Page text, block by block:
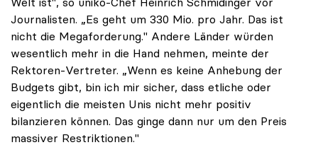
Journalisten. „Es geht um 330 Mio. pro Jahr. Das ist
nicht die Megaforderung." Andere Länder würden
wesentlich mehr in die Hand nehmen, meinte der
Rektoren-Vertreter. „Wenn es keine Anhebung der
Budgets gibt, bin ich mir sicher, dass etliche oder
eigentlich die meisten Unis nicht mehr positiv
bilanzieren können. Das ginge dann nur um den Preis
massiver Restriktionen."